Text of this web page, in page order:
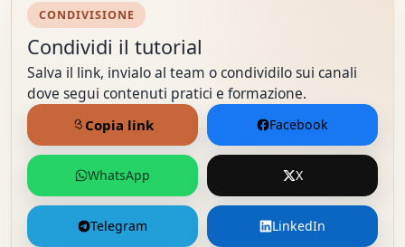
CONDIVISIONE
Condividi il tutorial
Salva il link, invialo al team o condividilo sui canali
dove segui contenuti pratici e formazione.
Facebook
WhatsApp X
Telegram LinkedIn
Copia link